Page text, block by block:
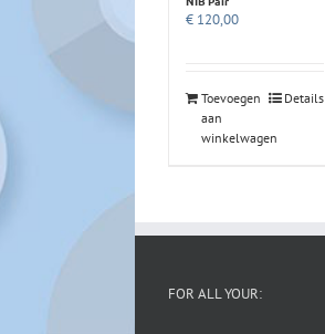
€ 120,00
Toevoegen
aan
winkelwagen
Details
FOR ALL YOUR: